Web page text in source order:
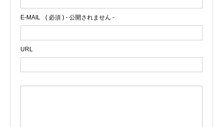
E-MAIL ( 必須 ) - 公開されません -
URL